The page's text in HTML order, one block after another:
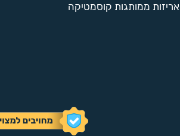
אריזות ממותגות קוסמטיקה